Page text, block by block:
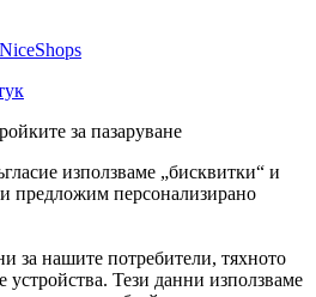
за пазаруване
използваме „бисквитки“ и
предложим персонализирано
за нашите потребители, тяхното
устройства. Тези данни използваме